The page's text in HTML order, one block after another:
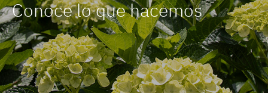
Conoce lo que hacemos